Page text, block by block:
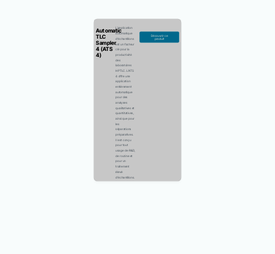
Automatic
TLC
Sampler
4 (ATS
4)
L’application
automatique
d’échantillons
est un facteur
clé pour la
productivité
des
laboratoires
HPTLC. L’ATS
4 offre une
application
entièrement
automatique
pour des
analyses
qualitatives et
quantitatives,
ainsi que pour
les
séparations
préparatives.
Il est conçu
pour tout
usage de R&D,
de routine et
pour un
traitement
élevé
d’échantillons.
Découvrir ce
produit